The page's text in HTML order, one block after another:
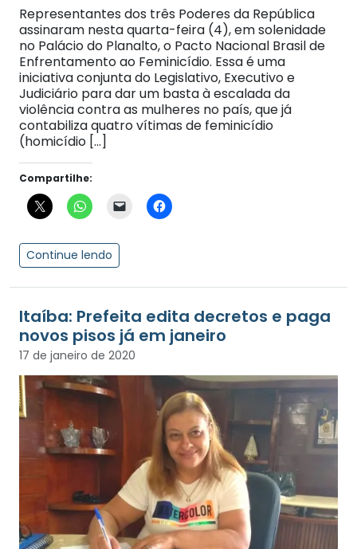
Representantes dos três Poderes da República
assinaram nesta quarta-feira (4), em solenidade
no Palácio do Planalto, o Pacto Nacional Brasil de
Enfrentamento ao Feminicídio. Essa é uma
iniciativa conjunta do Legislativo, Executivo e
Judiciário para dar um basta à escalada da
violência contra as mulheres no país, que já
contabiliza quatro vítimas de feminicídio
(homicídio […]
Compartilhe:
Continue lendo
Itaíba: Prefeita edita decretos e paga
novos pisos já em janeiro
17 de janeiro de 2020